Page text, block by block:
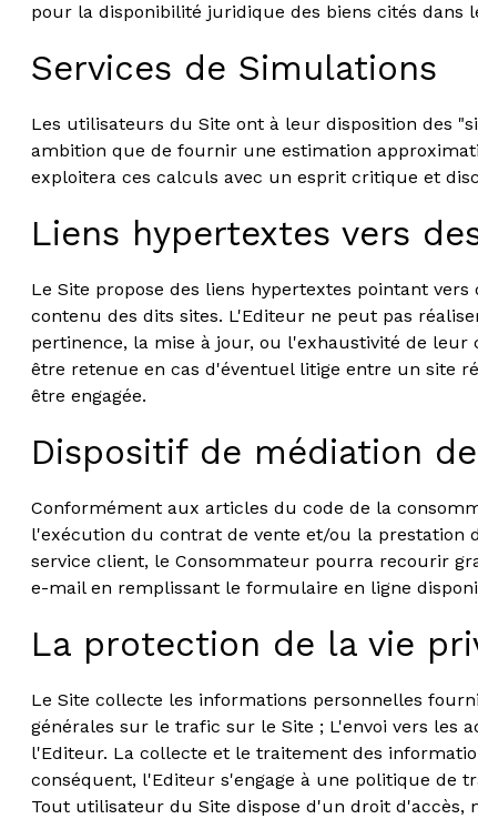
pour la disponibilité juridique des biens cités dans
Services de Simulations
Les utilisateurs du Site ont à leur disposition des
ambition que de fournir une estimation
exploitera ces calculs avec un esprit critique et
Liens hypertextes vers
Le Site propose des liens hypertextes pointant
contenu des dits sites. L'Editeur ne peut pas
pertinence, la mise à jour, ou l'exhaustivité de
être retenue en cas d'éventuel litige entre un site
être engagée.
Dispositif de médiation
Conformément aux articles du code de la
l'exécution du contrat de vente et/ou la prestation
service client, le Consommateur pourra recourir
e-mail en remplissant le formulaire en ligne
La protection de la vie
Le Site collecte les informations personnelles
générales sur le trafic sur le Site ; L'envoi vers les
l'Editeur. La collecte et le traitement des
conséquent, l'Editeur s'engage à une politique de
Tout utilisateur du Site dispose d'un droit d'accès,